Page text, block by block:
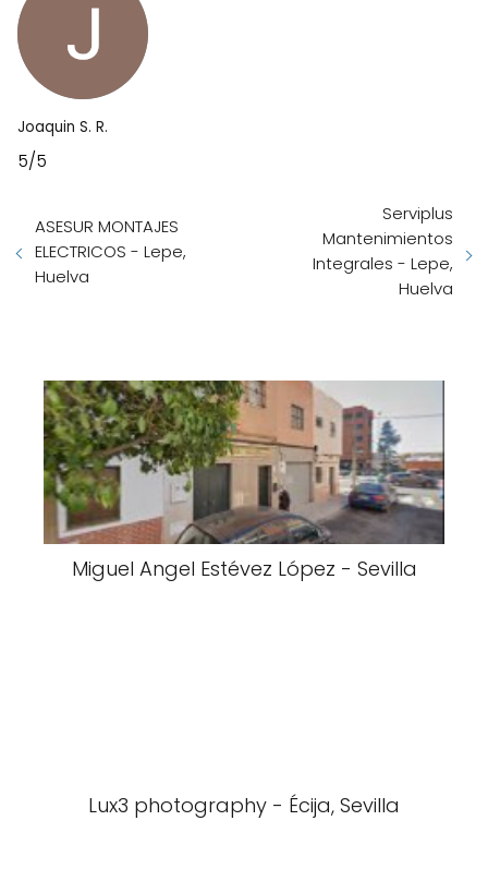
Joaquin S. R.
5/5
ASESUR MONTAJES
ELECTRICOS - Lepe,
Huelva
Serviplus
Mantenimientos
Integrales - Lepe,
Huelva
Miguel Angel Estévez López - Sevilla
Lux3 photography - Écija, Sevilla